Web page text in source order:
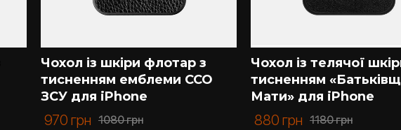
Чохол із шкіри флотар з
тисненням емблеми ССО
ЗСУ для iPhone
1080грн
970 грн
Чохол із телячої
тисненням
Мати» для iPhone
1180грн
880 грн